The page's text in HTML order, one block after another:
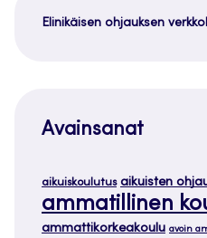
Elinikäisen ohjauksen
Avainsanat
aikuiskoulutus aikuisten
ammatillinen
ammattikorkeakoulu avoin